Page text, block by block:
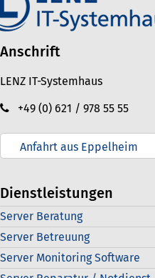
Anschrift
LENZ IT-Systemhaus
+49 (0) 621 / 978 55 55
Anfahrt aus Eppelheim
Dienstleistungen
Server Beratung
Server Betreuung
Server Monitoring Software